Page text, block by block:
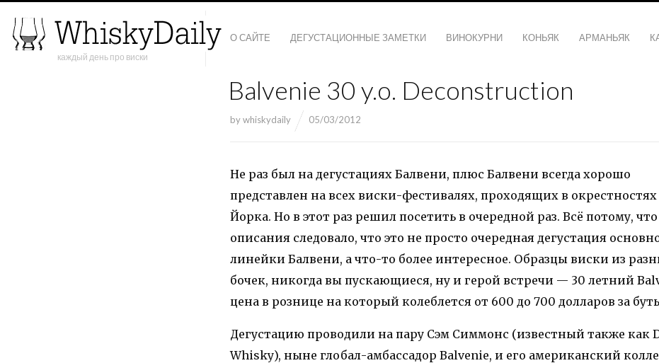
каждый день про виски
О САЙТЕ ДЕГУСТАЦИОННЫЕ ЗАМЕТКИ ВИНОКУРНИ КОНЬЯК АРМАНЬЯК
Balvenie 30 y.o. Deconstruction
bywhiskydaily 05/03/2012
Не раз был на дегустациях Балвени, плюс Балвени всегда хорошо
представлен на всех виски-фестивалях, проходящих в
Йорка. Но в этот раз решил посетить в очередной раз. Всё потому, что
описания следовало, что это не просто очередная дегустация
линейки Балвени, а что-то более интересное. Образцы виски из
бочек, никогда вы пускающиеся, ну и герой встречи — 30 летний
цена в рознице на который колеблется от 600 до 700 долларов за
Дегустацию проводили на пару Сэм Симмонс (известный также как
Whisky), ныне глобал-амбассадор Balvenie, и его американский